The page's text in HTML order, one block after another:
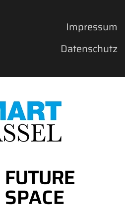
Impressum
Datenschutz